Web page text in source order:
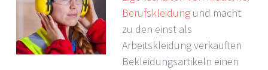
Berufskleidung und macht
zu den einst als
Arbeitskleidung verkauften
Bekleidungsartikeln einen